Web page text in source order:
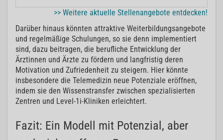
>> Weitere aktuelle Stellenangebote entdecken!
Darüber hinaus könnten attraktive Weiterbildungsangebote
und regelmäßige Schulungen, so sie denn implementiert
sind, dazu beitragen, die berufliche Entwicklung der
Ärztinnen und Ärzte zu fördern und langfristig deren
Motivation und Zufriedenheit zu steigern. Hier könnte
insbesondere die Telemedizin neue Potenziale eröffnen,
indem sie den Wissenstransfer zwischen spezialisierten
Zentren und Level-1i-Kliniken erleichtert.
Fazit: Ein Modell mit Potenzial, aber